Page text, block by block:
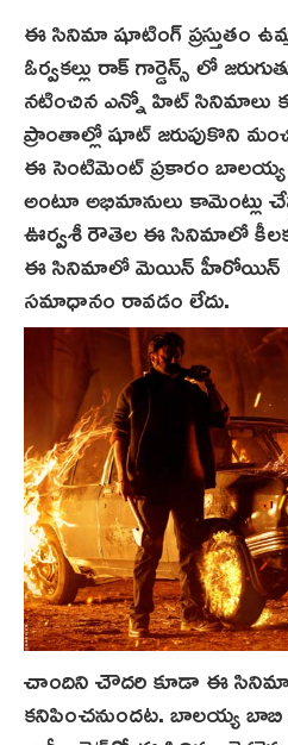
ఈ సినిమా షూటింగ్ ప్రస్తుతం
ఓర్వకల్లు రాక్ గార్డెన్స్ లో
నటించిన ఎన్నో హిట్ సినిమాలు
ప్రాంతాల్లో షూట్ జరుపుకొని
ఈ సెంటిమెంట్ ప్రకారం
అంటూ అభిమానులు కామెంట్లు
ఊర్వశీ రౌతెల ఈ సినిమాలో కీలక
ఈ సినిమాలో మెయిన్ హీరోయిన్
సమాధానం రావడం లేదు.
చాందిని చౌదరి కూడా ఈ
కనిపించనుందట. బాలయ్య